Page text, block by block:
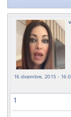
16 dicembre, 2015 -
1